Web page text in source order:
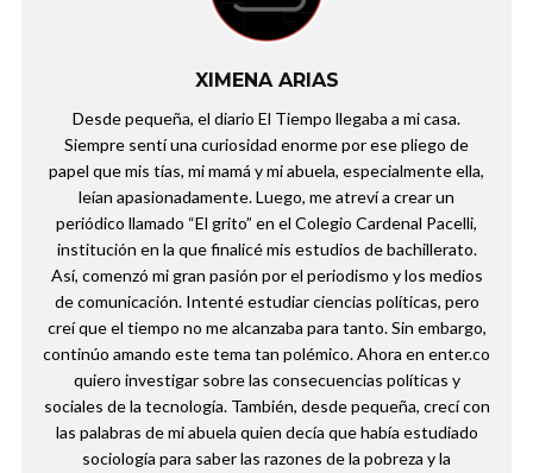
XIMENA ARIAS
Desde pequeña, el diario El Tiempo llegaba a mi casa.
Siempre sentí una curiosidad enorme por ese pliego de
papel que mis tías, mi mamá y mi abuela, especialmente ella,
leían apasionadamente. Luego, me atreví a crear un
periódico llamado “El grito” en el Colegio Cardenal Pacelli,
institución en la que finalicé mis estudios de bachillerato.
Así, comenzó mi gran pasión por el periodismo y los medios
de comunicación. Intenté estudiar ciencias políticas, pero
creí que el tiempo no me alcanzaba para tanto. Sin embargo,
continúo amando este tema tan polémico. Ahora en enter.co
quiero investigar sobre las consecuencias políticas y
sociales de la tecnología. También, desde pequeña, crecí con
las palabras de mi abuela quien decía que había estudiado
sociología para saber las razones de la pobreza y la